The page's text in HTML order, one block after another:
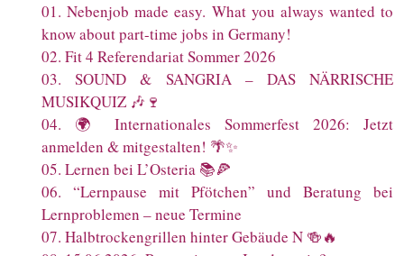
01.Nebenjob made easy. What you always wanted to
know about part-time jobs in Germany!
02. Fit 4 Referendariat Sommer 2026
03.SOUND & SANGRIA – DAS NÄRRISCHE
MUSIKQUIZ 🎶🍷
04. 🌍 Internationales Sommerfest 2026: Jetzt
anmelden & mitgestalten! 🌴✨
05. Lernen bei L’Osteria 📚🍕
06. “Lernpause mit Pfötchen” und Beratung bei
Lernproblemen – neue Termine
07. Halbtrockengrillen hinter Gebäude N 🍻🔥